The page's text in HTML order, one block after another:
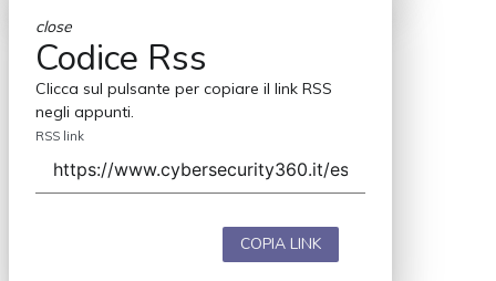
close
Codice Rss
Clicca sul pulsante per copiare il link RSS
negli appunti.
RSS link
COPIA LINK